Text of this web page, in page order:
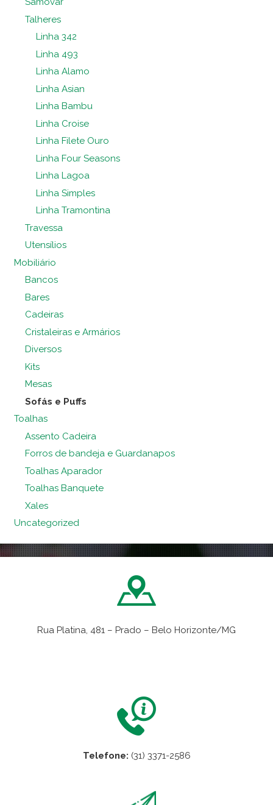
Talheres
Linha 342
Linha 493
Linha Alamo
Linha Asian
Linha Bambu
Linha Croise
Linha Filete Ouro
Linha Four Seasons
Linha Lagoa
Linha Simples
Linha Tramontina
Travessa
Utensílios
Mobiliário
Bancos
Bares
Cadeiras
Cristaleiras e Armários
Diversos
Kits
Mesas
Sofás e Puffs
Toalhas
Assento Cadeira
Forros de bandeja e Guardanapos
Toalhas Aparador
Toalhas Banquete
Xales
Uncategorized
Rua Platina, 481 – Prado – Belo Horizonte/MG
Telefone: (31) 3371-2586